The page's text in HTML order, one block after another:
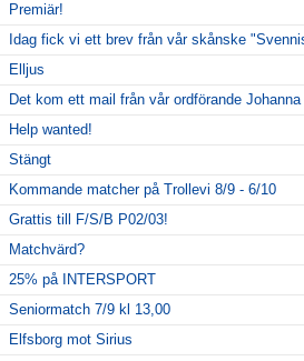
Premiär!
Idag fick vi ett brev från vår skånske
Elljus
Det kom ett mail från vår ordförande Johanna
Help wanted!
Stängt
Kommande matcher på Trollevi 8/9 - 6/10
Grattis till F/S/B P02/03!
Matchvärd?
25% på INTERSPORT
Seniormatch 7/9 kl 13,00
Elfsborg mot Sirius